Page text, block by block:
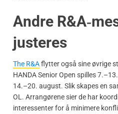
Andre
justeres
The R&Aflytter også sine øvrige
HANDA Senior Open spilles
14.–20. august. Slik skapes en
OL. Arrangørene sier de har
interessenter for å minimere